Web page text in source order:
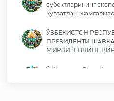
субектларининг
қувватлаш
ЎЗБЕКИСТОН
ПРЕЗИДЕНТИ
МИРЗИЁЕВНИНГ
Ўзбекистон